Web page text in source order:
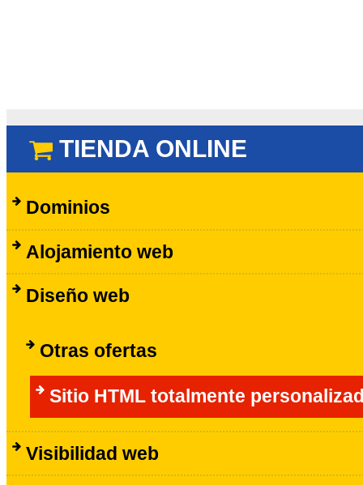
TIENDA ONLINE
Dominios
Alojamiento web
Diseño web
Otras ofertas
Sitio HTML totalmente
Visibilidad web